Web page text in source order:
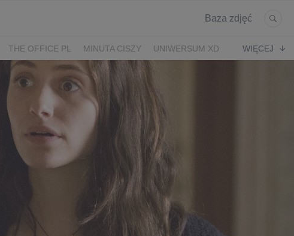
Baza zdjęć
THE OFFICE PL MINUTA CISZY
UNIWERSUM XD
WILK KRUK
POWRÓT
WIĘCEJ